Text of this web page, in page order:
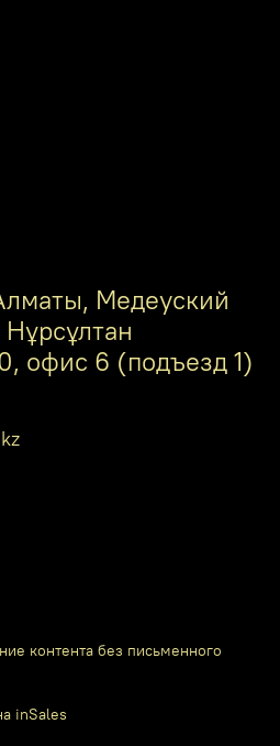
Медеуский
офис 6 (подъезд 1)
контента без письменного
inSales